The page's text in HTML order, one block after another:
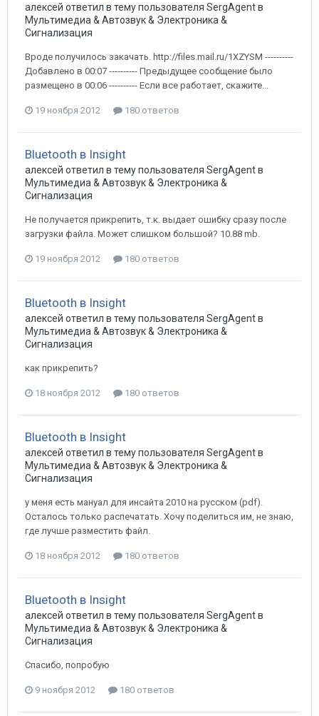
алексей ответил в тему пользователя SergAgentв
Мультимедиа & Автозвук & Электроника &
Сигнализация
Вроде получилось закачать. http://files.mail.ru/1XZYSM ----------
Добавлено в 00:07 ---------- Предыдущее сообщение было
размещено в 00:06 ---------- Если все работает, скажите...
19 ноября 2012 180 ответов
Bluetooth в Insight
алексей ответил в тему пользователя SergAgentв
Мультимедиа & Автозвук & Электроника &
Сигнализация
Не получается прикрепить, т.к. выдает ошибку сразу после
загрузки файла. Может слишком большой? 10.88 mb.
19 ноября 2012 180 ответов
Bluetooth в Insight
алексей ответил в тему пользователя SergAgentв
Мультимедиа & Автозвук & Электроника &
Сигнализация
как прикрепить?
18 ноября 2012 180 ответов
Bluetooth в Insight
алексей ответил в тему пользователя SergAgentв
Мультимедиа & Автозвук & Электроника &
Сигнализация
у меня есть мануал для инсайта 2010 на русском (pdf).
Осталось только распечатать. Хочу поделиться им, не знаю,
где лучше разместить файл.
18 ноября 2012 180 ответов
Bluetooth в Insight
алексей ответил в тему пользователя SergAgentв
Мультимедиа & Автозвук & Электроника &
Сигнализация
Спасибо, попробую
9 ноября 2012 180 ответов